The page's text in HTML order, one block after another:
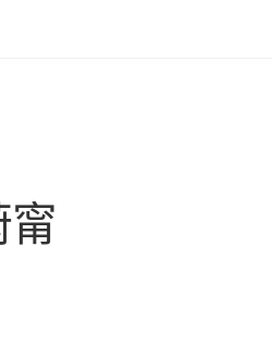
甯